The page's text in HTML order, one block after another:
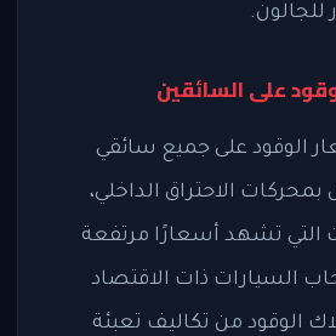
على السائقين
الوقود على جميع سائقي
الاحتراق الداخلي،
التي تشهد أسعارًا مرتفعة
السيارات ذات الاقتصاد
الوقود من تكاليف تعبئة